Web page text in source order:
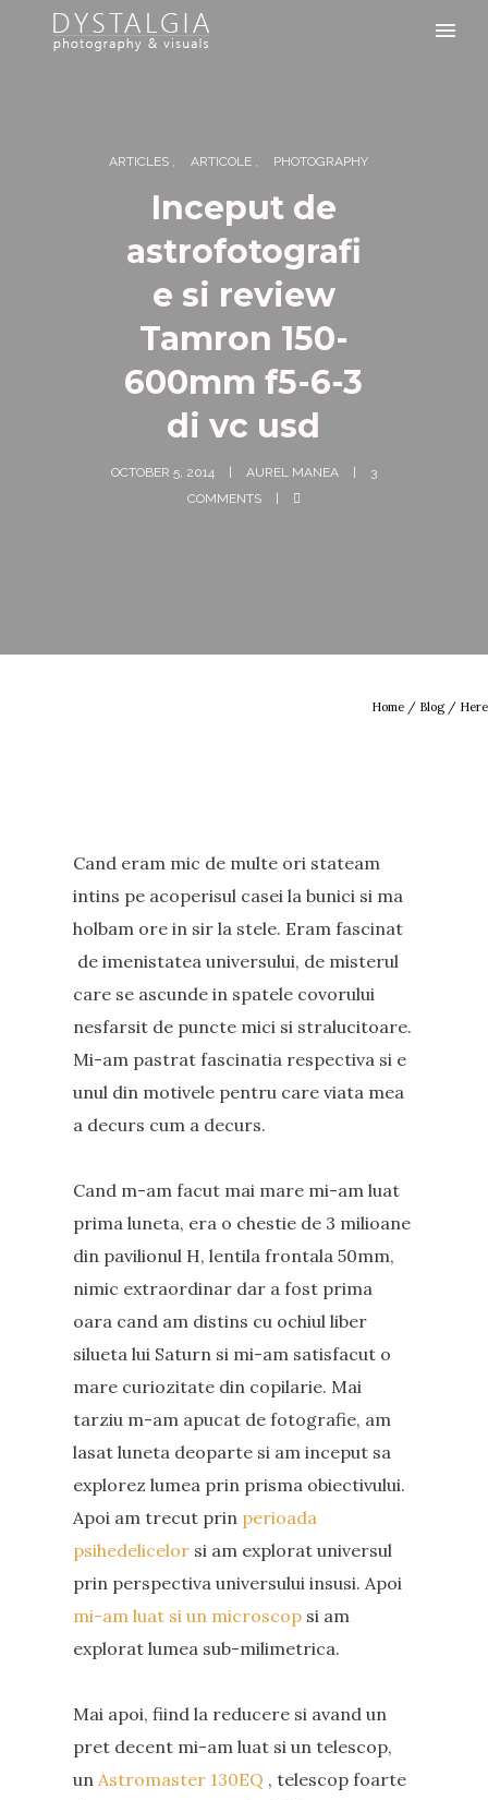
ARTICLES ARTICOLE PHOTOGRAPHY
Inceput de
astrofotografi
e si review
Tamron 150-
600mm f5-6-3
di vc usd
OCTOBER 5, 2014 AUREL MANEA
3
COMMENTS
Home / Blog/ Here
Cand eram mic de multe ori stateam
intins pe acoperisul casei la bunici si ma
holbam ore in sir la stele. Eram fascinat
de imenistatea universului, de misterul
care se ascunde in spatele covorului
nesfarsit de puncte mici si stralucitoare.
Mi-am pastrat fascinatia respectiva si e
unul din motivele pentru care viata mea
a decurs cum a decurs.
Cand m-am facut mai mare mi-am luat
prima luneta, era o chestie de 3 milioane
din pavilionul H, lentila frontala 50mm,
nimic extraordinar dar a fost prima
oara cand am distins cu ochiul liber
silueta lui Saturn si mi-am satisfacut o
mare curiozitate din copilarie. Mai
tarziu m-am apucat de fotografie, am
lasat luneta deoparte si am inceput sa
explorez lumea prin prisma obiectivului.
Apoi am trecut prin perioada
psihedelicelor si am explorat universul
prin perspectiva universului insusi. Apoi
mi-am luat si un microscop si am
explorat lumea sub-milimetrica.
Mai apoi, fiind la reducere si avand un
pret decent mi-am luat si un telescop,
unAstromaster 130EQ , telescop foarte